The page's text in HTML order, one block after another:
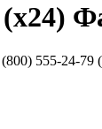
555-24-79